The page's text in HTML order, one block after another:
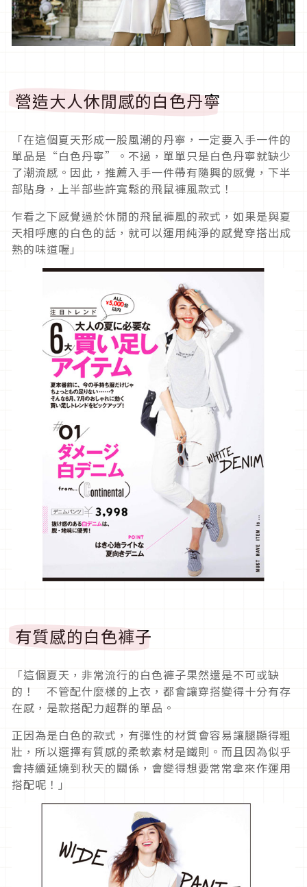
營造大人休閒感的白色丹寧
「在這個夏天形成一股風潮的丹寧，一定要入手一件的
單品是“白色丹寧”。不過，單單只是白色丹寧就缺少
了潮流感。因此，推薦入手一件帶有隨興的感覺，下半
部貼身，上半部些許寬鬆的飛鼠褲風款式！
乍看之下感覺過於休閒的飛鼠褲風的款式，如果是與夏
天相呼應的白色的話，就可以運用純淨的感覺穿搭出成
熟的味道喔」
有質感的白色褲子
「這個夏天，非常流行的白色褲子果然還是不可或缺
的！ 不管配什麼樣的上衣，都會讓穿搭變得十分有存
在感，是款搭配力超群的單品。
正因為是白色的款式，有彈性的材質會容易讓腿顯得粗
壯，所以選擇有質感的柔軟素材是鐵則。而且因為似乎
會持續延燒到秋天的關係，會變得想要常常拿來作運用
搭配呢！」